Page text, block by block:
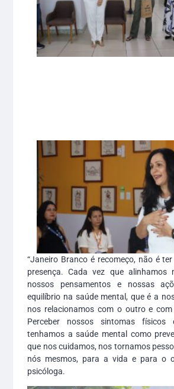
“Janeiro Branco é recomeço, não é
presença. Cada vez que alinhamos
nossos pensamentos e nossas
equilíbrio na saúde mental, que é a
nos relacionamos com o outro e
Perceber nossos sintomas físicos
tenhamos a saúde mental como
que nos cuidamos, nos tornamos
nós mesmos, para a vida e para o
psicóloga.